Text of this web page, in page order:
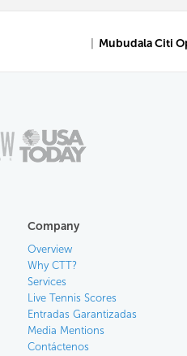
Mubudala Citi
Company
Overview
Why CTT?
Services
Live Tennis Scores
Entradas Garantizadas
Media Mentions
Contáctenos